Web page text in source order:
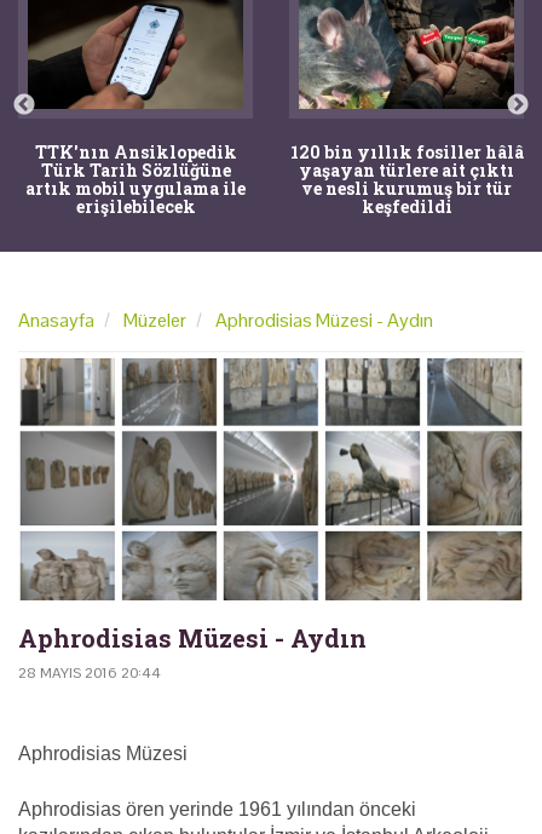
TTK'nın Ansiklopedik
Türk Tarih Sözlüğüne
artık mobil uygulama ile
erişilebilecek
120 bin yıllık fosiller hâlâ
yaşayan türlere ait çıktı
ve nesli kurumuş bir tür
keşfedildi
Anasayfa Müzeler Aphrodisias Müzesi - Aydın
Aphrodisias Müzesi - Aydın
28 MAYIS 2016 20:44
Aphrodisias Müzesi
Aphrodisias ören yerinde 1961 yılından önceki